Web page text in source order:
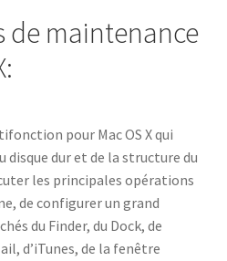
de maintenance
pour Mac OS X qui
disque dur et de la structure du
les principales opérations
de configurer un grand
du Finder, du Dock, de
d’iTunes, de la fenêtre